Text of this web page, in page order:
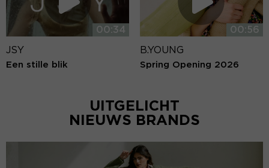
00:34
JSY
Een stille blik
00:56
B.YOUNG
Spring Opening 2026
UITGELICHT
NIEUWS BRANDS